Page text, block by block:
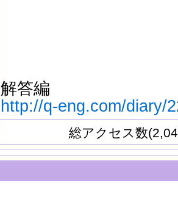
解答編
http://q-eng.com/diary/
総アクセス数